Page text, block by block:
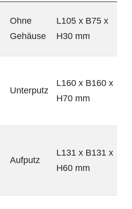
Ohne
Gehäuse
L105 x B75 x
H30 mm
Unterputz
L160 x B160 x
H70 mm
Aufputz
L131 x B131 x
H60 mm